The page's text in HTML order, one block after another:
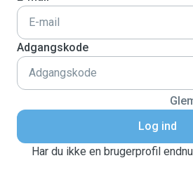
Adgangskode
Log ind
Har du ikke en brugerprofil